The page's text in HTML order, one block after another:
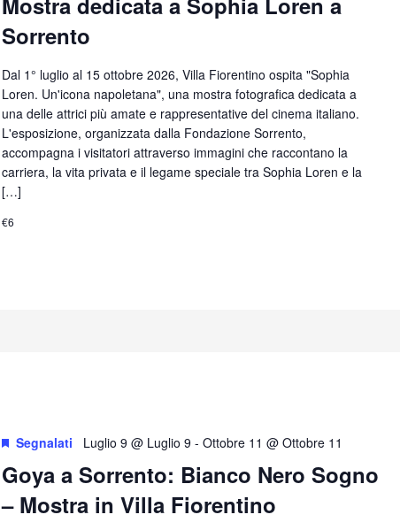
Sorrento
Dal 1° luglio al 15 ottobre 2026, Villa Fiorentino ospita "Sophia
Loren. Un'icona napoletana", una mostra fotografica dedicata a
una delle attrici più amate e rappresentative del cinema italiano.
L'esposizione, organizzata dalla Fondazione Sorrento,
accompagna i visitatori attraverso immagini che raccontano la
carriera, la vita privata e il legame speciale tra Sophia Loren e la
[…]
€6
Goya a Sorrento: Bianco Nero Sogno
– Mostra in Villa Fiorentino
Segnalati Luglio 9 @ Luglio 9 - Ottobre 11 @ Ottobre 11